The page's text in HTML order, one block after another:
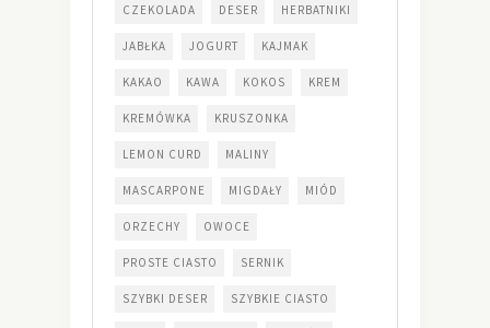
CZEKOLADA DESER HERBATNIKI
JABŁKA JOGURT KAJMAK
KAKAO KAWA KOKOS KREM
KREMÓWKA KRUSZONKA
LEMON CURD MALINY
MASCARPONE MIGDAŁY MIÓD
ORZECHY OWOCE
PROSTE CIASTO SERNIK
SZYBKI DESER SZYBKIE CIASTO